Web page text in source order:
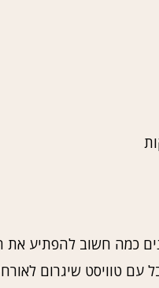
כמה חשוב להפתיע
עם טוויסט שיגרום